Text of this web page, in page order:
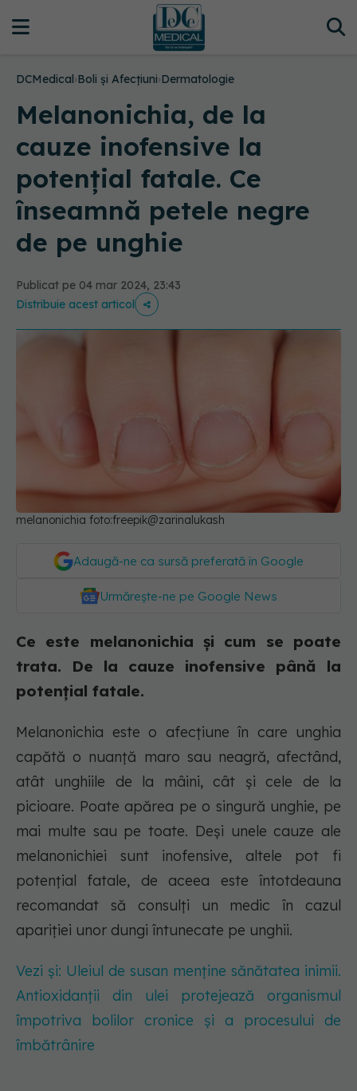
DCMedical›Boli și Afecțiuni›Dermatologie
Melanonichia, de la
cauze inofensive la
potențial fatale. Ce
înseamnă petele negre
de pe unghie
Publicat pe 04 mar 2024, 23:43
Distribuie acest articol
melanonichia foto:freepik@zarinalukash
Adaugă-ne ca sursă preferată în Google
Urmărește-ne pe Google News
Ce este melanonichia și cum se poate
trata. De la cauze inofensive până la
potențial fatale.
Melanonichia este o afecțiune în care unghia
capătă o nuanță maro sau neagră, afectând,
atât unghiile de la mâini, cât și cele de la
picioare. Poate apărea pe o singură unghie, pe
mai multe sau pe toate. Deși unele cauze ale
melanonichiei sunt inofensive, altele pot fi
potențial fatale, de aceea este întotdeauna
recomandat să consulți un medic în cazul
apariției unor dungi întunecate pe unghii.
Vezi și: Uleiul de susan menține sănătatea inimii.
Antioxidanții din ulei protejează organismul
împotriva bolilor cronice și a procesului de
îmbătrânire